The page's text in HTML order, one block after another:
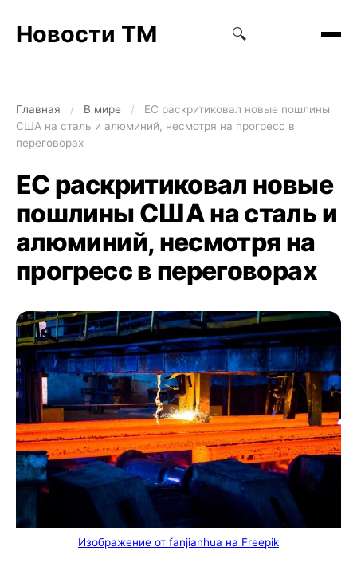
Новости ТМ 🔍
Главная / В мире /
ЕС раскритиковал новые пошлины
США на сталь и алюминий, несмотря на прогресс в
переговорах
ЕС раскритиковал новые
пошлины США на сталь и
алюминий, несмотря на
прогресс в переговорах
Изображение от fanjianhua на Freepik